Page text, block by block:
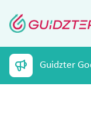
Guidzter